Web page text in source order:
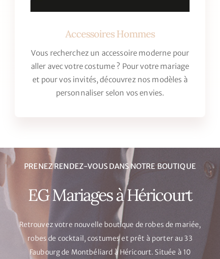
Vous recherchez un accessoire moderne pour
aller avec votre costume ? Pour votre mariage
et pour vos invités, découvrez nos modèles à
personnaliser selon vos envies.
PRENEZ RENDEZ-VOUS DANS NOTRE BOUTIQUE
EG Mariages à Héricourt
Retrouvez votre nouvelle boutique de robes de mariée,
robes de cocktail, costumes et prêt à porter au 33
Faubourg de Montbéliard à Héricourt. Située à 10